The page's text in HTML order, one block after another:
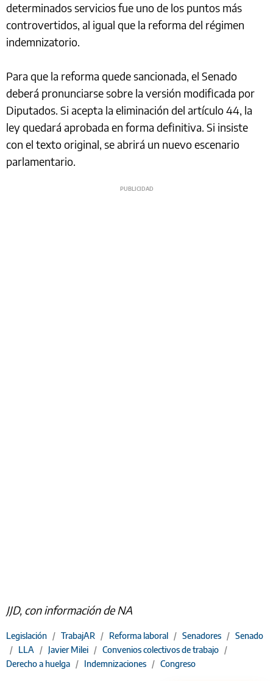
determinados servicios fue uno de los puntos más
controvertidos, al igual que la reforma del régimen
indemnizatorio.
Para que la reforma quede sancionada, el Senado
deberá pronunciarse sobre la versión modificada por
Diputados. Si acepta la eliminación del artículo 44, la
ley quedará aprobada en forma definitiva. Si insiste
con el texto original, se abrirá un nuevo escenario
parlamentario.
JJD, con información de NA
Legislación / TrabajAR / Reforma laboral / Senadores / Senado
/ LLA / Javier Milei / Convenios colectivos de trabajo /
Derecho a huelga / Indemnizaciones / Congreso